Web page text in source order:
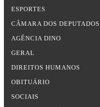
ESPORTES
CÂMARA DOS DEPUTADOS
AGÊNCIA DINO
GERAL
DIREITOS HUMANOS
OBITUÁRIO
SOCIAIS